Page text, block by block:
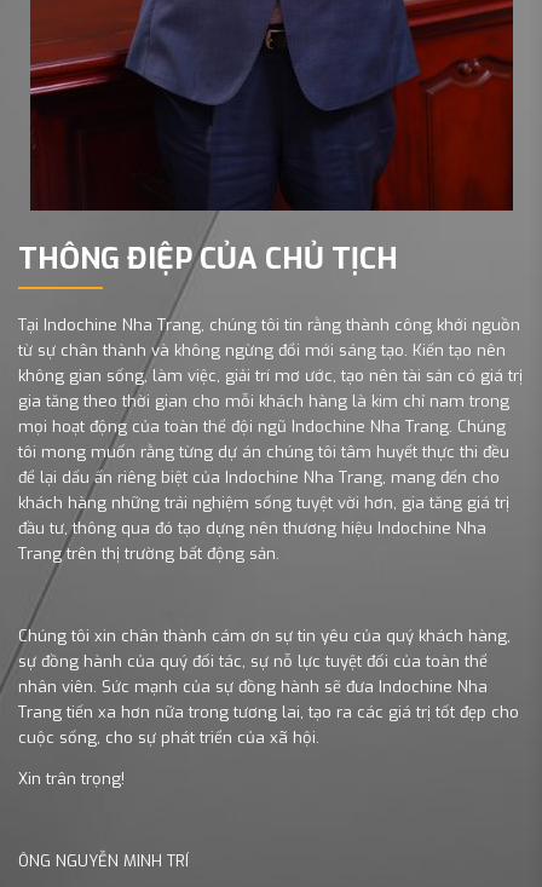
THÔNG ĐIỆP CỦA CHỦ TỊCH
Tại Indochine Nha Trang, chúng tôi tin rằng thành công khởi nguồn
từ sự chân thành và không ngừng đổi mới sáng tạo. Kiến tạo nên
không gian sống, làm việc, giải trí mơ ước, tạo nên tài sản có giá trị
gia tăng theo thời gian cho mỗi khách hàng là kim chỉ nam trong
mọi hoạt động của toàn thể đội ngũ Indochine Nha Trang. Chúng
tôi mong muốn rằng từng dự án chúng tôi tâm huyết thực thi đều
để lại dấu ấn riêng biệt của Indochine Nha Trang, mang đến cho
khách hàng những trải nghiệm sống tuyệt vời hơn, gia tăng giá trị
đầu tư, thông qua đó tạo dựng nên thương hiệu Indochine Nha
Trang trên thị trường bất động sản.
Chúng tôi xin chân thành cám ơn sự tin yêu của quý khách hàng,
sự đồng hành của quý đối tác, sự nỗ lực tuyệt đối của toàn thể
nhân viên. Sức mạnh của sự đồng hành sẽ đưa Indochine Nha
Trang tiến xa hơn nữa trong tương lai, tạo ra các giá trị tốt đẹp cho
cuộc sống, cho sự phát triển của xã hội.
Xin trân trọng!
ÔNG NGUYỄN MINH TRÍ